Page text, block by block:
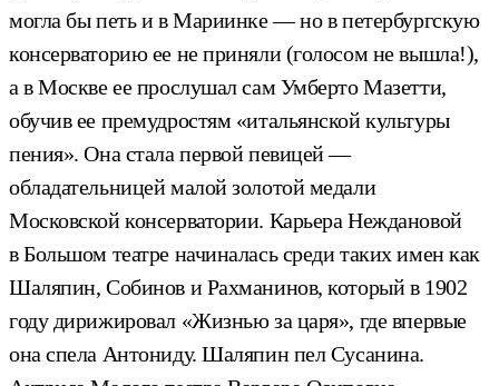
могла бы петь и в Мариинке — но в петербургскую
консерваторию ее не приняли (голосом не вышла!),
а в Москве ее прослушал сам Умберто Мазетти,
обучив ее премудростям «итальянской культуры
пения». Она стала первой певицей —
обладательницей малой золотой медали
Московской консерватории. Карьера Неждановой
в Большом театре начиналась среди таких имен как
Шаляпин, Собинов и Рахманинов, который в 1902
году дирижировал «Жизнью за царя», где впервые
она спела Антониду. Шаляпин пел Сусанина.